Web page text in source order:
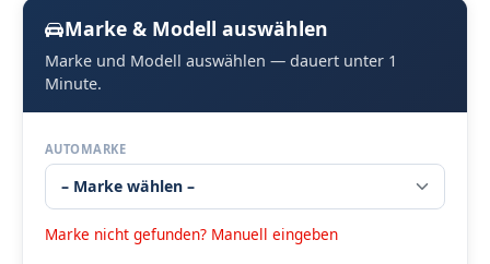
Marke & Modell auswählen
Marke und Modell auswählen — dauert unter 1
Minute.
AUTOMARKE
Marke nicht gefunden? Manuell eingeben